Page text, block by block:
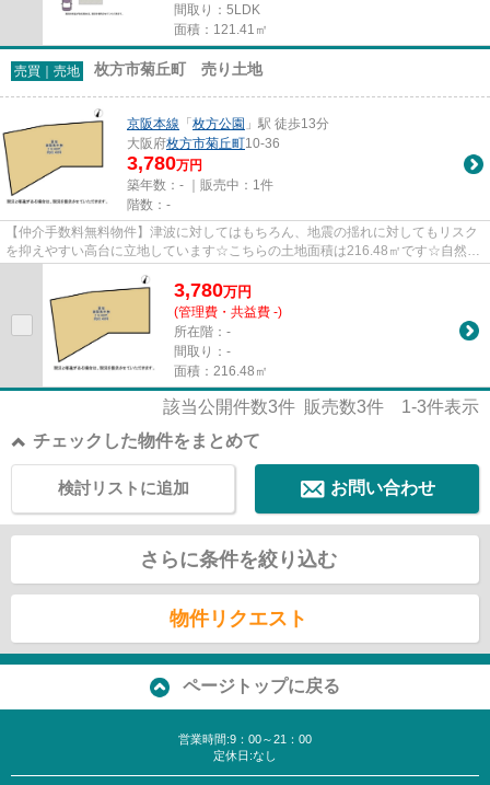
間取り：5LDK
面積：121.41㎡
売買｜売地 枚方市菊丘町 売り土地
京阪本線 「 枚方公園 」駅 徒歩13分
大阪府枚方市菊丘町10-36
3,780万円
築年数：- ｜販売中： 1件
階数：-
【仲介手数料無料物件】津波に対してはもちろん、地震の揺れに対してもリスク
を抑えやすい高台に立地しています☆こちらの土地面積は216.48㎡です☆自然の
3,780万円
(管理費・共益費 -)
所在階：-
間取り：-
面積：216.48㎡
該当公開件数3件 販売数3件 1-3件表示
チェックした物件をまとめて
お問い合わせ
検討リストに追加
さらに条件を絞り込む
物件リクエスト
ページトップに戻る
営業時間:9：00～21：00
定休日:なし